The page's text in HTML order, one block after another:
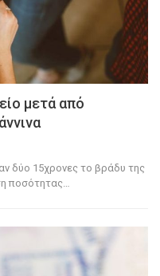
μετά από
δύο 15χρονες το βράδυ της
ποσότητας…